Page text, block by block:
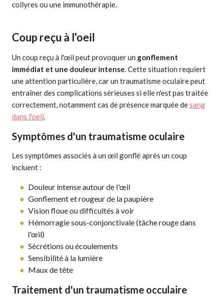
collyres ou une immunothérapie.
Coup reçu à l'oeil
Un coup reçu à l'œil peut provoquer un gonflement
immédiat et une douleur intense. Cette situation requiert
une attention particulière, car un traumatisme oculaire peut
entraîner des complications sérieuses si elle n'est pas traitée
correctement, notamment cas de présence marquée desang
dans l'oeil.
Symptômes d'un traumatisme oculaire
Les symptômes associés à un œil gonflé après un coup
incluent :
Douleur intense autour de l'œil
Gonflement et rougeur de la paupière
Vision floue ou difficultés à voir
Hémorragie sous-conjonctivale (tâche rouge dans
l'œil)
Sécrétions ou écoulements
Sensibilité à la lumière
Maux de tête
Traitement d'un traumatisme occulaire